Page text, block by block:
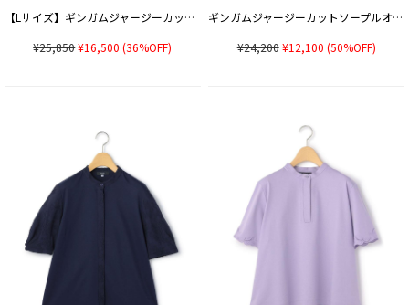
【Lサイズ】ギンガムジャージーカットソーポロ
¥25,850¥16,500 (36%OFF)
ギンガムジャージーカットソープルオーバー
¥24,200¥12,100 (50%OFF)